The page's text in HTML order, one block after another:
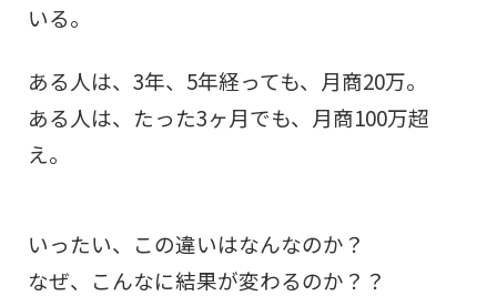
いる。
ある人は、3年、5年経っても、月商20万。
ある人は、たった3ヶ月でも、月商100万超
え。
いったい、この違いはなんなのか？
なぜ、こんなに結果が変わるのか？？